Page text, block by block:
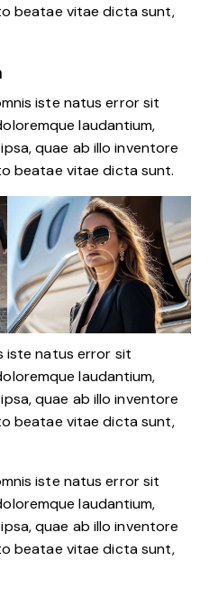
beatae vitae dicta sunt,
iste natus error sit
laudantium,
quae ab illo inventore
beatae vitae dicta sunt.
iste natus error sit
laudantium,
quae ab illo inventore
beatae vitae dicta sunt,
iste natus error sit
laudantium,
quae ab illo inventore
beatae vitae dicta sunt,